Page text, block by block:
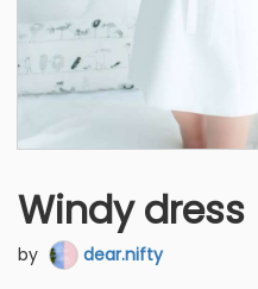
Windy dress
by dear.nifty